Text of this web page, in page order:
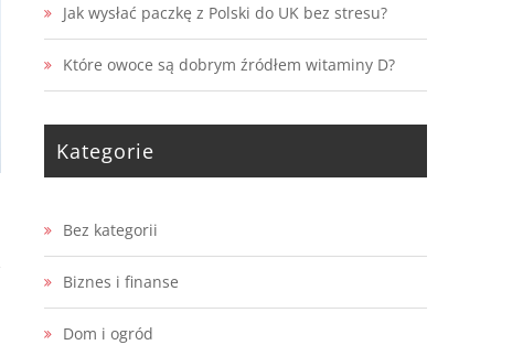
Jak wysłać paczkę z Polski do UK bez stresu?
Które owoce są dobrym źródłem witaminy D?
Kategorie
Bez kategorii
Biznes i finanse
Dom i ogród